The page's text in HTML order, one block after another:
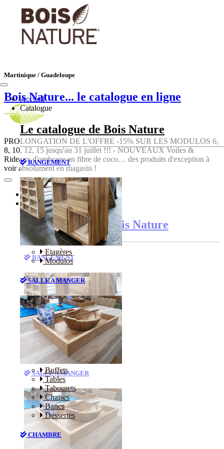
Martinique / Guadeloupe
Bois Nature... le catalogue en ligne
PROLONGATION DE L'OFFRE -15% SUR LES MODULOS 6,
8, 10, 12, 15 jusqu'au 31 juillet !!! - NOUVEAUX Voiles &
Rideaux d'ombrage en fibre de coco… des produits d'exception à
voir absolument en magasin !
Accueil
Catalogue
Le catalogue de Bois Nature
RANGEMENT
Etagères
Modulos
SALLE A MANGER
Buffets
Tables
Tabourets
Chaises
Bancs
Dessertes
CHAMBRE
Accueil
Catalogue
Le catalogue de Bois Nature
RANGEMENT
Etagères
Modulos
SALLE A MANGER